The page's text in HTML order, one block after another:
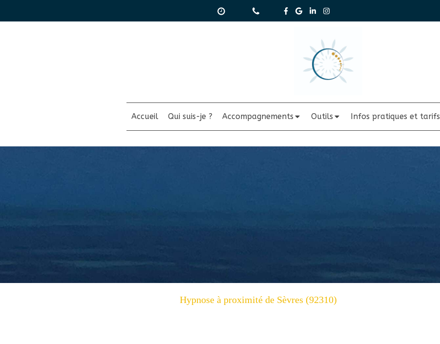
Accueil Qui suis-je ? Accompagnements Outils Infos pratiques et tarifs
Hypnose à proximité de Sèvres (92310)